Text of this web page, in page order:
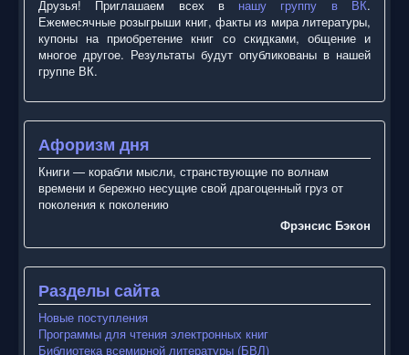
Друзья! Приглашаем всех в нашу группу в ВК.
Ежемесячные розыгрыши книг, факты из мира литературы,
купоны на приобретение книг со скидками, общение и
многое другое. Результаты будут опубликованы в нашей
группе ВК.
Афоризм дня
Книги — корабли мысли, странствующие по волнам
времени и бережно несущие свой драгоценный груз от
поколения к поколению
Фрэнсис Бэкон
Разделы сайта
Новые поступления
Программы для чтения электронных книг
Библиотека всемирной литературы (БВЛ)